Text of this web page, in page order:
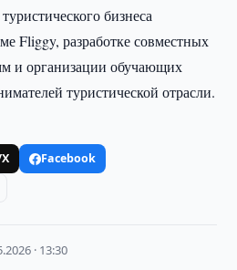
бизнеса
Fliggy, разработке совместных
и организации обучающих
туристической отрасли.
Facebook
· 13:30